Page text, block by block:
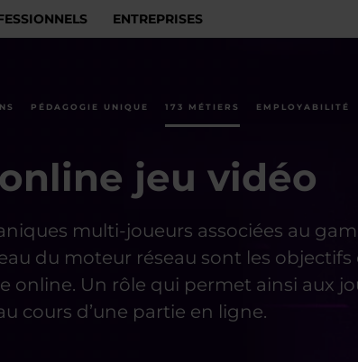
ENTREPRISES
PÉDAGOGIE UNIQUE 173 MÉTIERS EMPLOYABILITÉ
jeu vidéo
multi-joueurs associées au
du moteur réseau sont les objectifs
Un rôle qui permet ainsi aux
cours d’une partie en ligne.